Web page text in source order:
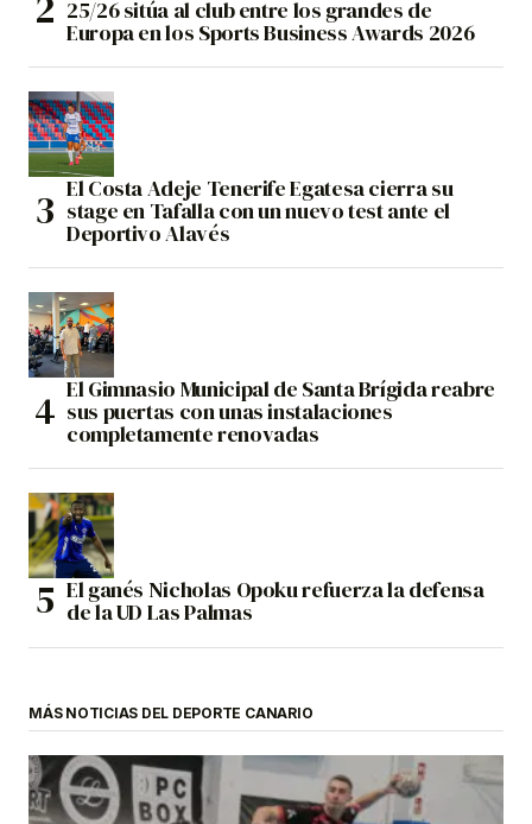
25/26 sitúa al club entre los grandes de
Europa en los Sports Business Awards 2026
El Costa Adeje Tenerife Egatesa cierra su
stage en Tafalla con un nuevo test ante el
Deportivo Alavés
El Gimnasio Municipal de Santa Brígida reabre
sus puertas con unas instalaciones
completamente renovadas
El ganés Nicholas Opoku refuerza la defensa
de la UD Las Palmas
MÁS NOTICIAS DEL DEPORTE CANARIO